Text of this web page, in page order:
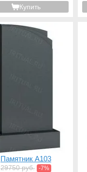
Купить
Памятник A103
29750 руб. -7%